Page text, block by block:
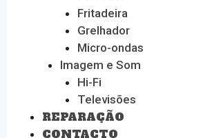
Fritadeira
Grelhador
Micro-ondas
Imagem e Som
Hi-Fi
Televisões
REPARAÇÃO
CONTACTO